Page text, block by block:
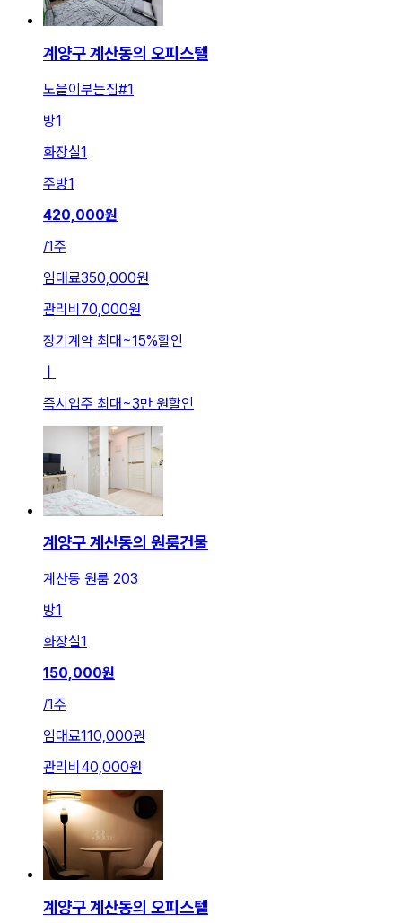
계양구 계산동의 오피스텔
노을이부는집#1
방1
화장실1
주방1
420,000원
/1주
임대료350,000원
관리비 70,000원
장기계약 최대~15%할인
ㅣ
즉시입주 최대~3만 원할인
계양구 계산동의 원룸건물
계산동 원룸 203
방1
화장실1
150,000원
/1주
임대료110,000원
관리비 40,000원
계양구 계산동의 오피스텔